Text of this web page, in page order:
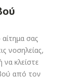
σας
νοσηλείας,
κλείστε
από τον